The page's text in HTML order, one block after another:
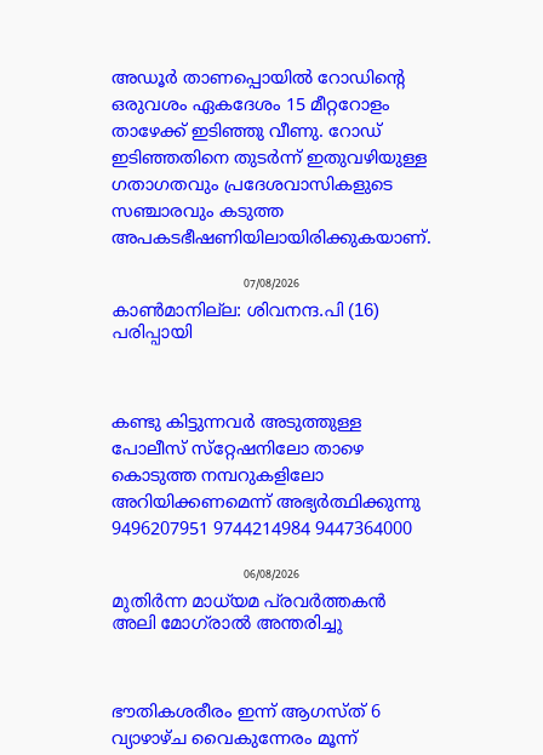
അഡൂർ താണപ്പൊയിൽ റോഡിന്റെ
ഒരുവശം ഏകദേശം 15 മീറ്ററോളം
താഴേക്ക് ഇടിഞ്ഞു വീണു. റോഡ്
ഇടിഞ്ഞതിനെ തുടർന്ന് ഇതുവഴിയുള്ള
ഗതാഗതവും പ്രദേശവാസികളുടെ
സഞ്ചാരവും കടുത്ത
അപകടഭീഷണിയിലായിരിക്കുകയാണ്.
07/08/2026
കാൺമാനില്ല: ശിവനന്ദ.പി (16)
പരിപ്പായി
കണ്ടു കിട്ടുന്നവർ അടുത്തുള്ള
പോലീസ് സ്‌റ്റേഷനിലോ താഴെ
കൊടുത്ത നമ്പറുകളിലോ
അറിയിക്കണമെന്ന് അഭ്യർത്ഥിക്കുന്നു
9496207951 9744214984 9447364000
06/08/2026
മുതിർന്ന മാധ്യമ പ്രവർത്തകൻ
അലി മോഗ്രാൽ അന്തരിച്ചു
ഭൗതികശരീരം ഇന്ന് ആഗസ്ത് 6
വ്യാഴാഴ്ച വൈകുന്നേരം മൂന്ന്